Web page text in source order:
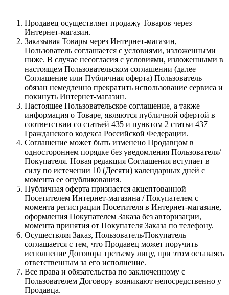
Продавец осуществляет продажу Товаров через
Интернет-магазин.
Заказывая Товары через Интернет-магазин,
Пользователь соглашается с условиями, изложенными
ниже. В случае несогласия с условиями, изложенными в
настоящем Пользовательском соглашении (далее —
Соглашение или Публичная оферта) Пользователь
обязан немедленно прекратить использование сервиса и
покинуть Интернет-магазин.
Настоящее Пользовательское соглашение, а также
информация о Товаре, являются публичной офертой в
соответствии со статьей 435 и пунктом 2 статьи 437
Гражданского кодекса Российской Федерации.
Соглашение может быть изменено Продавцом в
одностороннем порядке без уведомления Пользователя/
Покупателя. Новая редакция Соглашения вступает в
силу по истечении 10 (Десяти) календарных дней с
момента ее опубликования.
Публичная оферта признается акцептованной
Посетителем Интернет-магазина / Покупателем с
момента регистрации Посетителя в Интернет-магазине,
оформления Покупателем Заказа без авторизации,
момента принятия от Покупателя Заказа по телефону.
Осуществляя Заказ, Пользователь/Покупатель
соглашается с тем, что Продавец может поручить
исполнение Договора третьему лицу, при этом оставаясь
ответственным за его исполнение.
Все права и обязательства по заключенному с
Пользователем Договору возникают непосредственно у
Продавца.